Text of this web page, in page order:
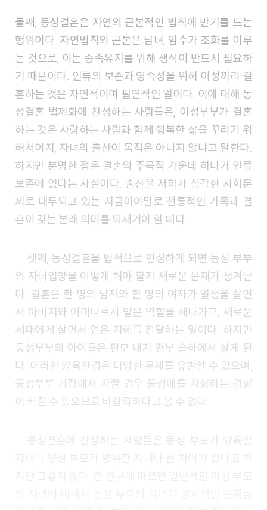
둘째, 동성결혼은 자연의 근본적인 법칙에 반기를 드는
행위이다. 자연법칙의 근본은 남녀, 암수가 조화를 이루
는 것으로, 이는 종족유지를 위해 생식이 반드시 필요하
기 때문이다. 인류의 보존과 영속성을 위해 이성끼리 결
혼하는 것은 자연적이며 필연적인 일이다. 이에 대해 동
성결혼 법제화에 찬성하는 사람들은, 이성부부가 결혼
하는 것은 사랑하는 사람과 함께 행복한 삶을 꾸리기 위
해서이지, 자녀의 출산이 목적은 아니지 않냐고 말한다.
하지만 분명한 점은 결혼의 주목적 가운데 하나가 인류
보존에 있다는 사실이다. 출산율 저하가 심각한 사회문
제로 대두되고 있는 지금이야말로 전통적인 가족과 결
혼이 갖는 본래 의미를 되새겨야 할 때다.
셋째, 동성결혼을 법적으로 인정하게 되면 동성 부부
의 자녀입양을 어떻게 해야 할지 새로운 문제가 생겨난
다. 결혼은 한 명의 남자와 한 명의 여자가 일생을 살면
서 아버지와 어머니로서 맡은 역할을 해나가고, 새로운
세대에게 살면서 얻은 지혜를 전달하는 일이다. 하지만
동성부부의 아이들은 편모 내지 편부 슬하에서 살게 된
다. 이러한 양육환경은 다양한 문제를 유발할 수 있으며,
동성부부 가정에서 자랄 경우 동성애를 지향하는 경향
이 커질 수 있으므로 바람직하다고 볼 수 없다.